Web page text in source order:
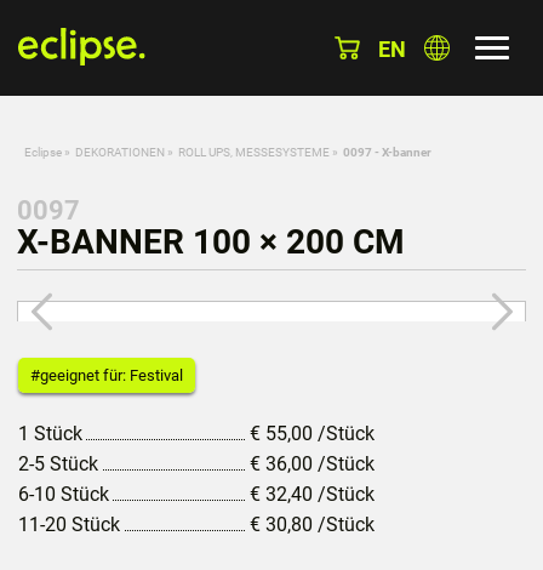
EN
Eclipse » DEKORATIONEN » ROLL UPS, MESSESYSTEME » 0097 - X-banner
0097
X-BANNER 100 × 200 CM
#geeignet für: Festival
1 Stück € 55,00 /Stück
2-5 Stück
€ 36,00 /Stück
6-10 Stück
€ 32,40 /Stück
11-20 Stück
€ 30,80 /Stück